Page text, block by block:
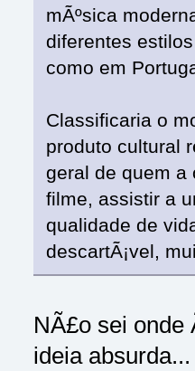
mÃºsica
diferentes
como em
Classificaria o
produto cultural
geral de quem a
filme, assistir a
qualidade de
descartÃ¡vel,
NÃ£o sei
ideia